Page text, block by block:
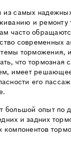
самых
и ремонту
часто
современных
торможения,
что тормозная
имеет
его
большой опыт по
и задних
компонентов